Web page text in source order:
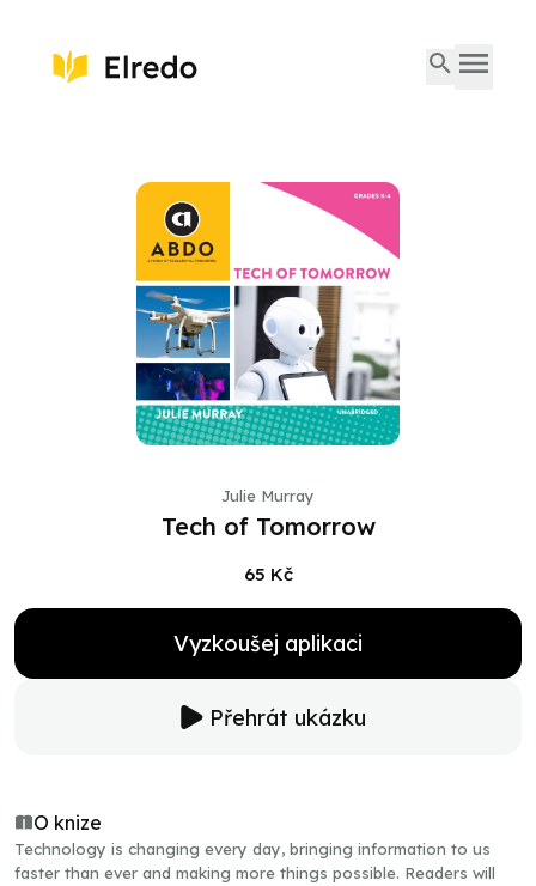
Julie Murray
Tech of Tomorrow
65 Kč
Vyzkoušej aplikaci
Přehrát ukázku
O knize
Technology is changing every day, bringing information to us
faster than ever and making more things possible. Readers will